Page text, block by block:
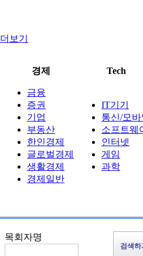
더보기
경제 Tech
금융
증권
기업
부동산
한인경제
글로벌경제
생활경제
경제일반
IT기기
통신/모
소프트웨
인터넷
게임
과학
목회자명